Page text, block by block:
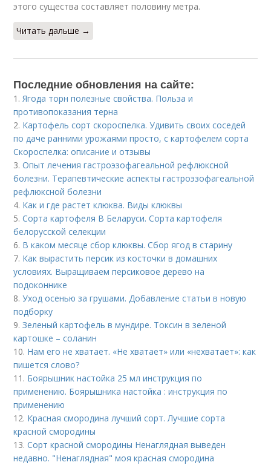
этого существа составляет половину метра.
Читать дальше →
Последние обновления на сайте:
1.Ягода торн полезные свойства. Польза и
противопоказания терна
2. Картофель сорт скороспелка. Удивить своих соседей
по даче ранними урожаями просто, с картофелем сорта
Скороспелка: описание и отзывы
3.Опыт лечения гастроэзофагеальной рефлюксной
болезни. Терапевтические аспекты гастроэзофагеальной
рефлюксной болезни
4. Как и где растет клюква. Виды клюквы
5.Сорта картофеля В Беларуси. Сорта картофеля
белорусской селекции
6. В каком месяце сбор клюквы. Сбор ягод в старину
7. Как вырастить персик из косточки в домашних
условиях. Выращиваем персиковое дерево на
подоконнике
8.Уход осенью за грушами. Добавление статьи в новую
подборку
9.Зеленый картофель в мундире. Токсин в зеленой
картошке – соланин
10. Нам его не хватает. «Не хватает» или «нехватает»: как
пишется слово?
11. Боярышник настойка 25 мл инструкция по
применению. Боярышника настойка : инструкция по
применению
12. Красная смородина лучший сорт. Лучшие сорта
красной смородины
13.Сорт красной смородины Ненаглядная выведен
недавно. "Ненаглядная" моя красная смородина